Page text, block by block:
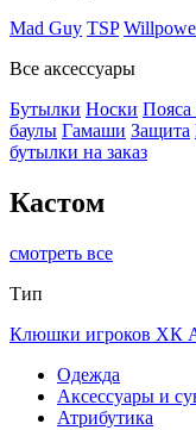
Mad Guy TSP
Все аксессуары
Бутылки Носки
баулы Гамаши Защита
бутылки на заказ
Кастом
смотреть все
Тип
Клюшки игроков ХК
Одежда
Аксессуары и
Атрибутика